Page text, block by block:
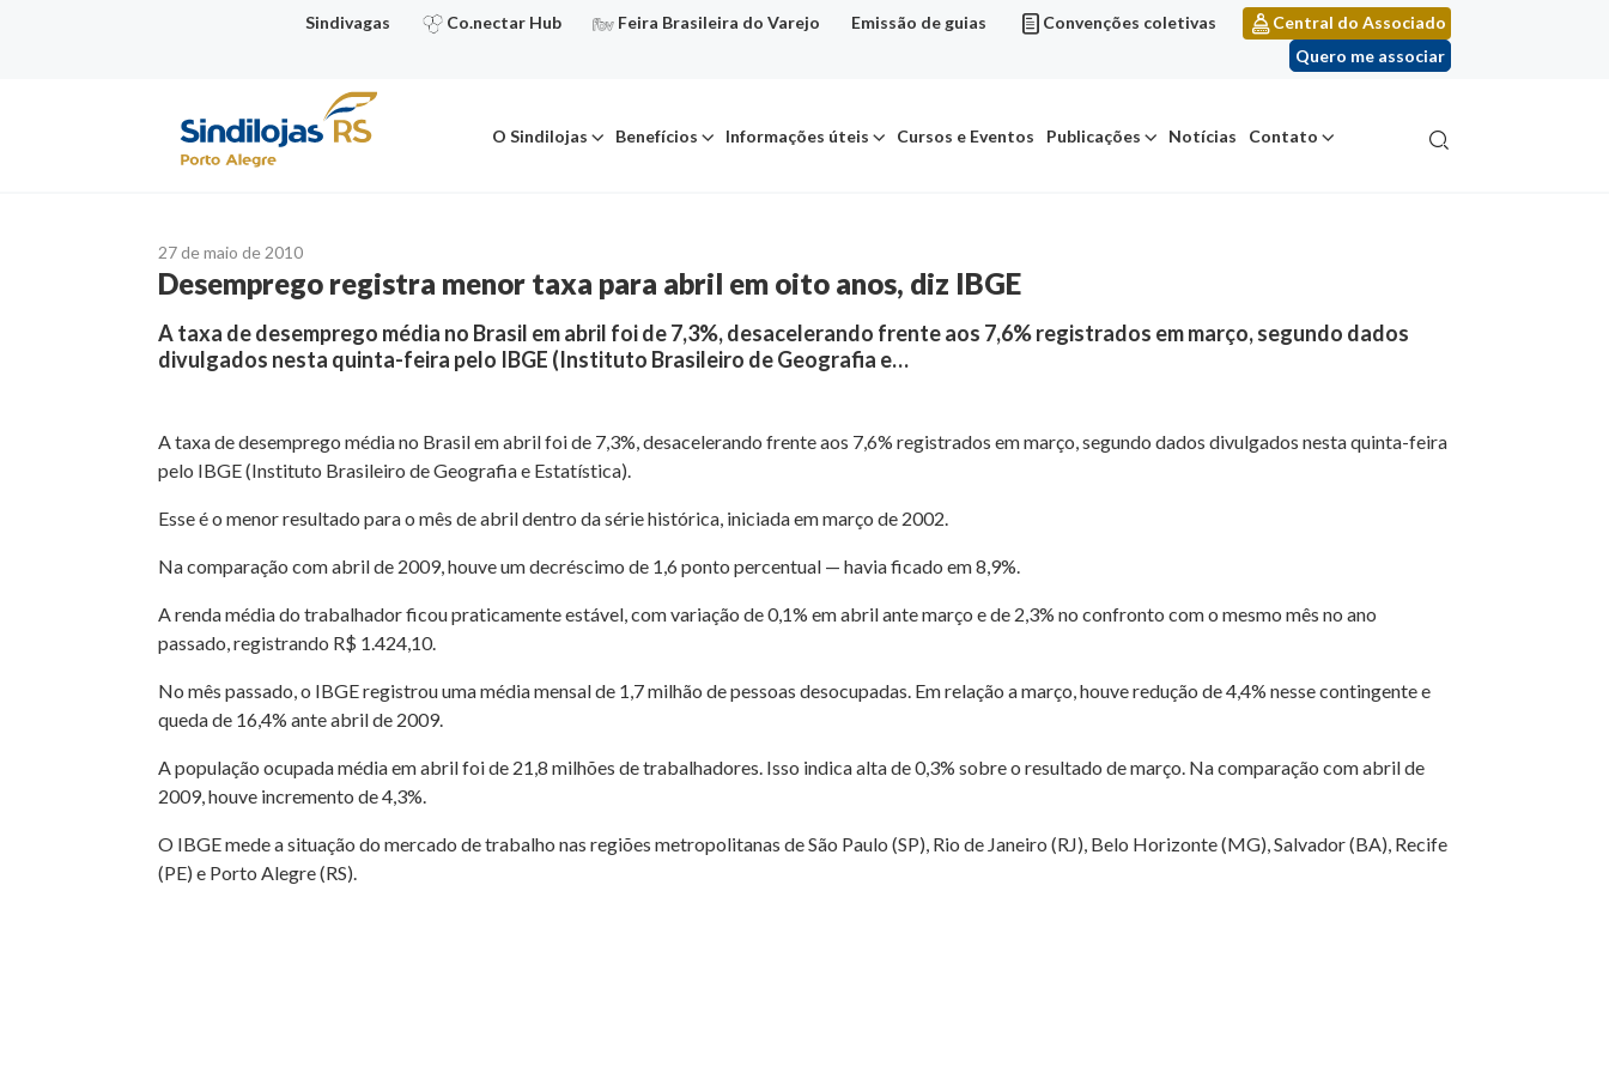
Sindivagas Co.nectar Hub Feira Brasileira do Varejo Emissão de guias Convenções coletivas
Central do Associado
Quero me associar
O Sindilojas Benefícios Informações úteis Cursos e Eventos Publicações Notícias Contato
27 de maio de 2010
Desemprego registra menor taxa para abril em oito anos, diz IBGE
A taxa de desemprego média no Brasil em abril foi de 7,3%, desacelerando frente aos 7,6% registrados em março, segundo dados
divulgados nesta quinta-feira pelo IBGE (Instituto Brasileiro de Geografia e…
A taxa de desemprego média no Brasil em abril foi de 7,3%, desacelerando frente aos 7,6% registrados em março, segundo dados divulgados nesta quinta-feira
pelo IBGE (Instituto Brasileiro de Geografia e Estatística).
Esse é o menor resultado para o mês de abril dentro da série histórica, iniciada em março de 2002.
Na comparação com abril de 2009, houve um decréscimo de 1,6 ponto percentual — havia ficado em 8,9%.
A renda média do trabalhador ficou praticamente estável, com variação de 0,1% em abril ante março e de 2,3% no confronto com o mesmo mês no ano
passado, registrando R$ 1.424,10.
No mês passado, o IBGE registrou uma média mensal de 1,7 milhão de pessoas desocupadas. Em relação a março, houve redução de 4,4% nesse contingente e
queda de 16,4% ante abril de 2009.
A população ocupada média em abril foi de 21,8 milhões de trabalhadores. Isso indica alta de 0,3% sobre o resultado de março. Na comparação com abril de
2009, houve incremento de 4,3%.
O IBGE mede a situação do mercado de trabalho nas regiões metropolitanas de São Paulo (SP), Rio de Janeiro (RJ), Belo Horizonte (MG), Salvador (BA), Recife
(PE) e Porto Alegre (RS).